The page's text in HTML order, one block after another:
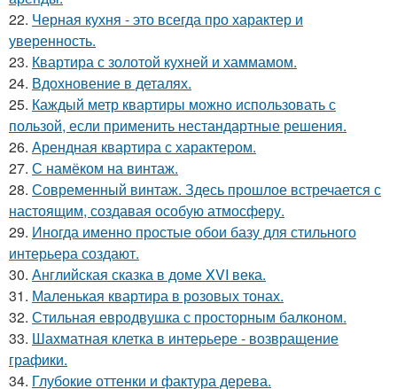
22. Черная кухня - это всегда про характер и
уверенность.
23. Квартира с золотой кухней и хаммамом.
24. Вдохновение в деталях.
25. Каждый метр квартиры можно использовать с
пользой, если применить нестандартные решения.
26. Арендная квартира с характером.
27. С намёком на винтаж.
28. Современный винтаж. Здесь прошлое встречается с
настоящим, создавая особую атмосферу.
29. Иногда именно простые обои базу для стильного
интерьера создают.
30. Английская сказка в доме XVI века.
31. Маленькая квартира в розовых тонах.
32. Стильная евродвушка с просторным балконом.
33. Шахматная клетка в интерьере - возвращение
графики.
34. Глубокие оттенки и фактура дерева.